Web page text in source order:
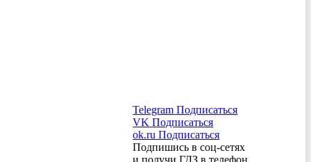
Telegram Подписаться
VK Подписаться
ok.ru Подписаться
Подпишись в соц-сетях
и получи ГДЗ в телефон